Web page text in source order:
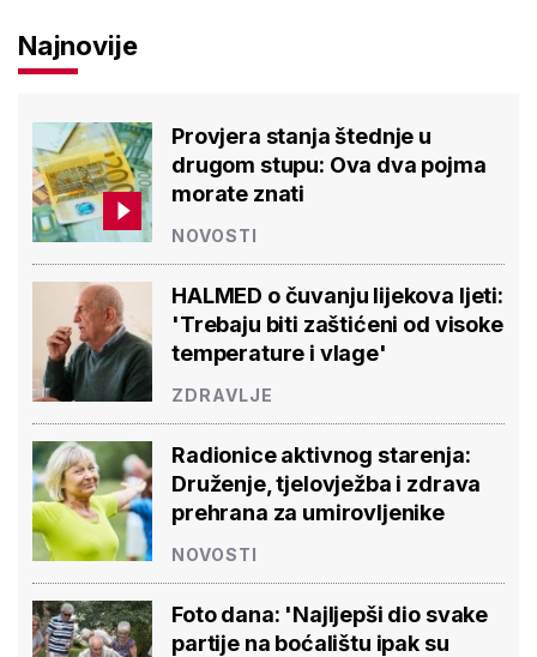
Najnovije
Provjera stanja štednje u
drugom stupu: Ova dva pojma
morate znati
NOVOSTI
HALMED o čuvanju lijekova ljeti:
'Trebaju biti zaštićeni od visoke
temperature i vlage'
ZDRAVLJE
Radionice aktivnog starenja:
Druženje, tjelovježba i zdrava
prehrana za umirovljenike
NOVOSTI
Foto dana: 'Najljepši dio svake
partije na boćalištu ipak su